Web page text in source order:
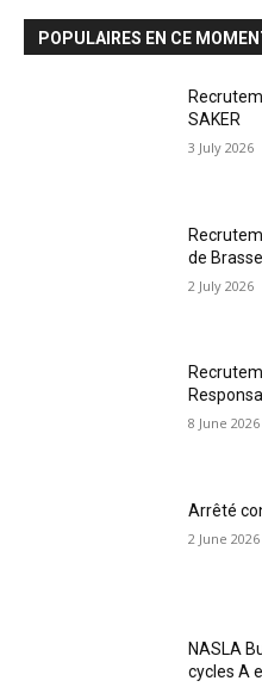
POPULAIRES EN CE
SAKER
3 July 2026
de
2 July 2026
8 June 2026
Arrêté
2 June 2026
NASLA
cycles A